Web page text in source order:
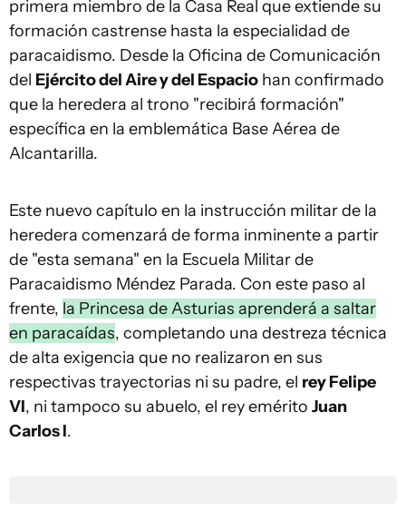
primera miembro de la Casa Real que extiende su
formación castrense hasta la especialidad de
paracaidismo. Desde la Oficina de Comunicación
del Ejército del Aire y del Espacio han confirmado
que la heredera al trono "recibirá formación"
específica en la emblemática Base Aérea de
Alcantarilla.
Este nuevo capítulo en la instrucción militar de la
heredera comenzará de forma inminente a partir
de "esta semana" en la Escuela Militar de
Paracaidismo Méndez Parada. Con este paso al
frente, la Princesa de Asturias aprenderá a saltar
en paracaídas, completando una destreza técnica
de alta exigencia que no realizaron en sus
respectivas trayectorias ni su padre, el rey Felipe
VI, ni tampoco su abuelo, el rey emérito Juan
Carlos I.